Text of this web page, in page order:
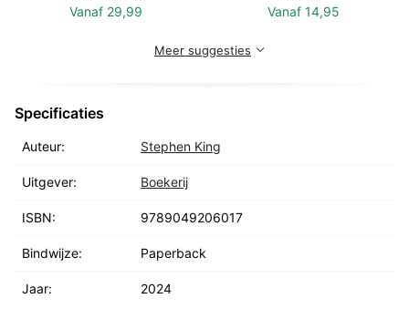
Vanaf 29,99
Vanaf 14,95
Meer suggesties
Specificaties
Auteur: Stephen King
Uitgever: Boekerij
ISBN: 9789049206017
Bindwijze: Paperback
Jaar: 2024